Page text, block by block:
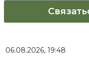
06.08.2026, 19:48